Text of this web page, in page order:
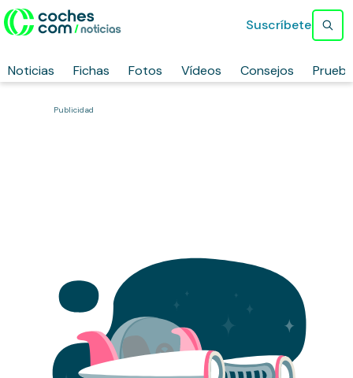
Noticias Fichas Fotos Vídeos Consejos
Suscríbete
Publicidad